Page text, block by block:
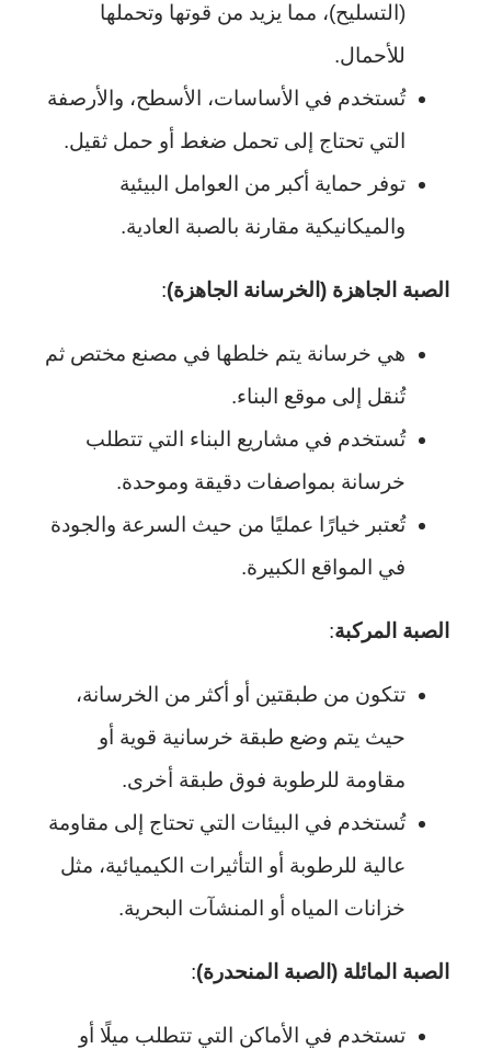
(التسليح)، مما يزيد من قوتها وتحملها
للأحمال.
تُستخدم في الأساسات، الأسطح، والأرصفة
التي تحتاج إلى تحمل ضغط أو حمل ثقيل.
توفر حماية أكبر من العوامل البيئية
والميكانيكية مقارنة بالصبة العادية.
الصبة الجاهزة (الخرسانة الجاهزة):
هي خرسانة يتم خلطها في مصنع مختص ثم
تُنقل إلى موقع البناء.
تُستخدم في مشاريع البناء التي تتطلب
خرسانة بمواصفات دقيقة وموحدة.
تُعتبر خيارًا عمليًا من حيث السرعة والجودة
في المواقع الكبيرة.
الصبة المركبة:
تتكون من طبقتين أو أكثر من الخرسانة،
حيث يتم وضع طبقة خرسانية قوية أو
مقاومة للرطوبة فوق طبقة أخرى.
تُستخدم في البيئات التي تحتاج إلى مقاومة
عالية للرطوبة أو التأثيرات الكيميائية، مثل
خزانات المياه أو المنشآت البحرية.
الصبة المائلة (الصبة المنحدرة):
تستخدم في الأماكن التي تتطلب ميلًا أو